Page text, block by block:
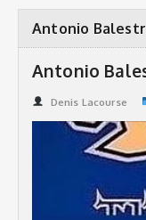
GALERIE PHOTOS
STATISTIQUES
ORGANISATION
CALENDRIER
COMMANDITAIRES
STATISTIQUES DE LA LIGUE
Antonio
Antonio
Denis Lacourse